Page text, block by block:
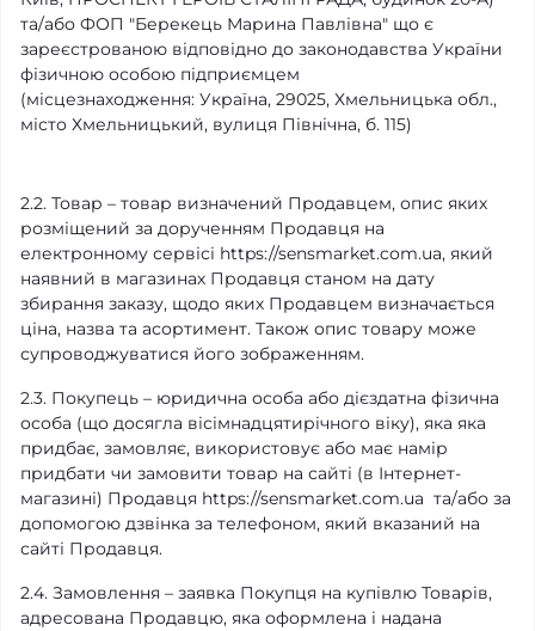
та/або ФОП "Берекець Марина Павлівна" що є
зареєстрованою відповідно до законодавства України
фізичною особою підприємцем
(місцезнаходження: Україна, 29025, Хмельницька обл.,
місто Хмельницький, вулиця Північна, б. 115)
2.2. Товар – товар визначений Продавцем, опис яких
розміщений за дорученням Продавця на
електронному сервісі https://sensmarket.com.ua, який
наявний в магазинах Продавця станом на дату
збирання заказу, щодо яких Продавцем визначається
ціна, назва та асортимент. Також опис товару може
супроводжуватися його зображенням.
2.3. Покупець – юридична особа або дієздатна фізична
особа (що досягла вісімнадцятирічного віку), яка яка
придбає, замовляє, використовує або має намір
придбати чи замовити товар на сайті (в Інтернет-
магазині) Продавця https://sensmarket.com.ua та/або за
допомогою дзвінка за телефоном, який вказаний на
сайті Продавця.
2.4. Замовлення – заявка Покупця на купівлю Товарів,
адресована Продавцю, яка оформлена і надана